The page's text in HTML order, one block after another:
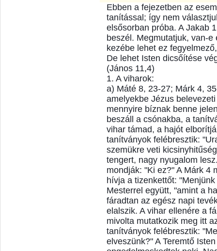
Ebben a fejezetben az
tanítással; így nem
elsősorban próba. A Jakab
beszél. Megmutatjuk, van-
kezébe lehet ez
De lehet Isten dicsőítése
(János 11,4)
1. A viharok:
a) Máté 8, 23-27; Márk 4,
amelyekbe Jézus
mennyire bíznak benne
beszáll a csónakba, a
vihar támad, a hajót
tanítványok felébresztik:
szemükre veti
tengert, nagy nyugalom
mondják: "Ki ez?" A Márk 4
hívja a tizenkettőt:
Mesterrel együtt, "amint a
fáradtan az egész napi
elalszik. A vihar ellenére a
mivolta mutatkozik meg itt
tanítványok felébresztik:
elveszünk?" A Teremtő